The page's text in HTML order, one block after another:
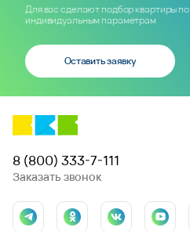
Для вас сделают подбор квартиры по
индивидуальным параметрам
Оставить заявку
8 (800) 333-7-111
Заказать звонок